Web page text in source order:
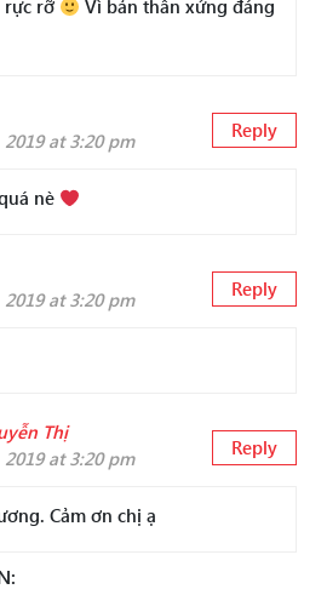
rực rỡ
Vì bản thân xứng đáng
at 3:20 pm
Reply
nè
at 3:20 pm
Reply
Thị
at 3:20 pm
Reply
Cảm ơn chị ạ